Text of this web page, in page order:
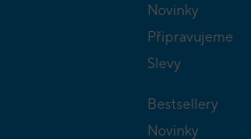
Novinky
Připravujeme
Slevy
Bestsellery
Novinky